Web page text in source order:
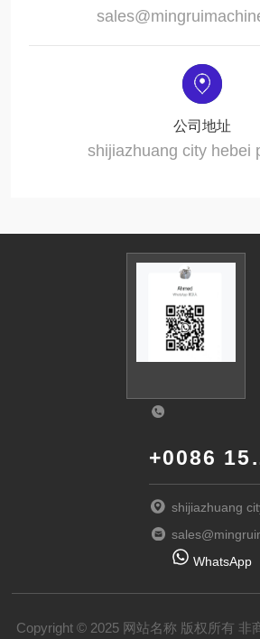
公司地址
shijiazhuang city hebei
shijiazhuang
hebei province
WhatsApp
Copyright © 2025 网站名称 版权所有